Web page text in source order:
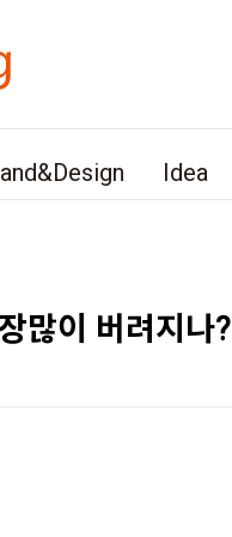
Idea
많이 버려지나?